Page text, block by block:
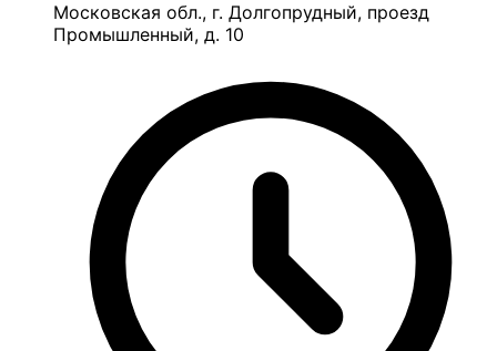
Московская обл., г. Долгопрудный, проезд
Промышленный, д. 10